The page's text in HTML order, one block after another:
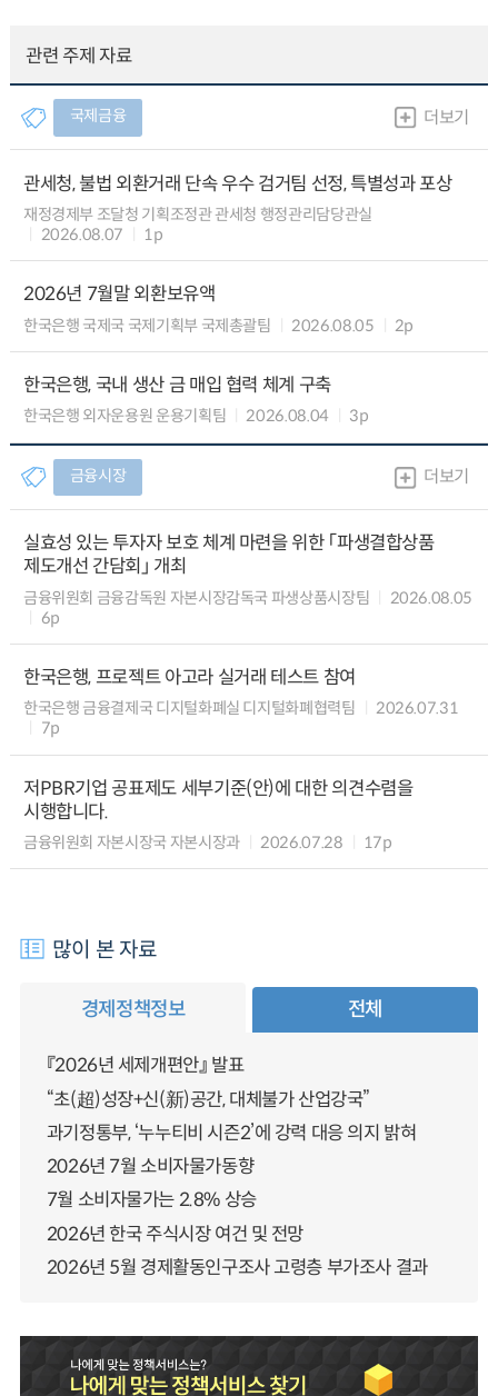
관련 주제 자료
국제금융 더보기
관세청, 불법 외환거래 단속 우수 검거팀 선정, 특별성과 포상
재정경제부 조달청 기획조정관 관세청 행정관리담당관실
2026.08.07
1p
2026년 7월말 외환보유액
한국은행 국제국 국제기획부 국제총괄팀 2026.08.05 2p
한국은행, 국내 생산 금 매입 협력 체계 구축
한국은행 외자운용원 운용기획팀 2026.08.04 3p
금융시장 더보기
실효성 있는 투자자 보호 체계 마련을 위한 「파생결합상품
제도개선 간담회」 개최
금융위원회 금융감독원 자본시장감독국 파생상품시장팀
2026.08.05
6p
한국은행, 프로젝트 아고라 실거래 테스트 참여
한국은행 금융결제국 디지털화폐실 디지털화폐협력팀
2026.07.31
7p
저PBR기업 공표제도 세부기준(안)에 대한 의견수렴을
시행합니다.
금융위원회 자본시장국 자본시장과 2026.07.28 17p
많이 본 자료
경제정책정보 전체
『2026년 세제개편안』 발표
“초(超)성장+신(新)공간, 대체불가 산업강국”
과기정통부, ‘누누티비 시즌2’에 강력 대응 의지 밝혀
2026년 7월 소비자물가동향
7월 소비자물가는 2.8% 상승
2026년 한국 주식시장 여건 및 전망
2026년 5월 경제활동인구조사 고령층 부가조사 결과